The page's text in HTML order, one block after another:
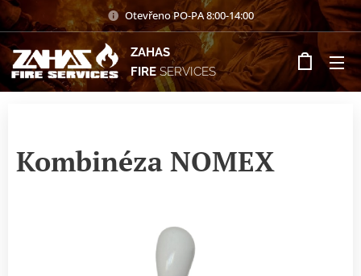
Otevřeno PO-PA 8:00-14:00
ZAHAS
FIRE SERVICES
Kombinéza NOMEX